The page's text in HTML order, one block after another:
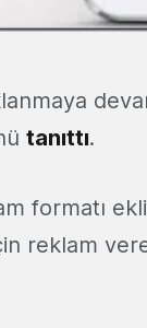
tanıttı.
formatı
reklam